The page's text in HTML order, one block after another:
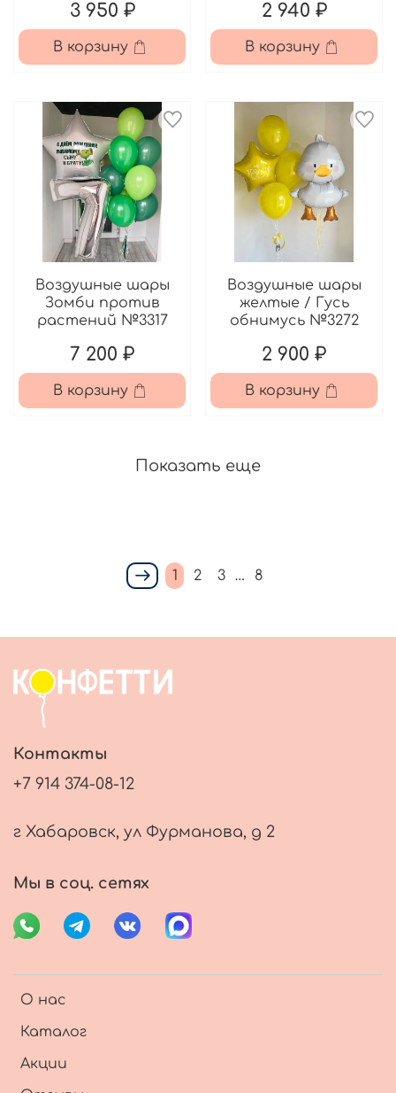
3 950 ₽
В корзину
2 940 ₽
В корзину
Воздушные шары
Зомби против
растений №3317
7 200 ₽
В корзину
Воздушные шары
желтые / Гусь
обнимусь №3272
2 900 ₽
В корзину
Показать еще
1 2 3 … 8
О нас
Каталог
Акции
Контакты
+7 914 374-08-12
г Хабаровск, ул Фурманова, д 2
Мы в соц. сетях